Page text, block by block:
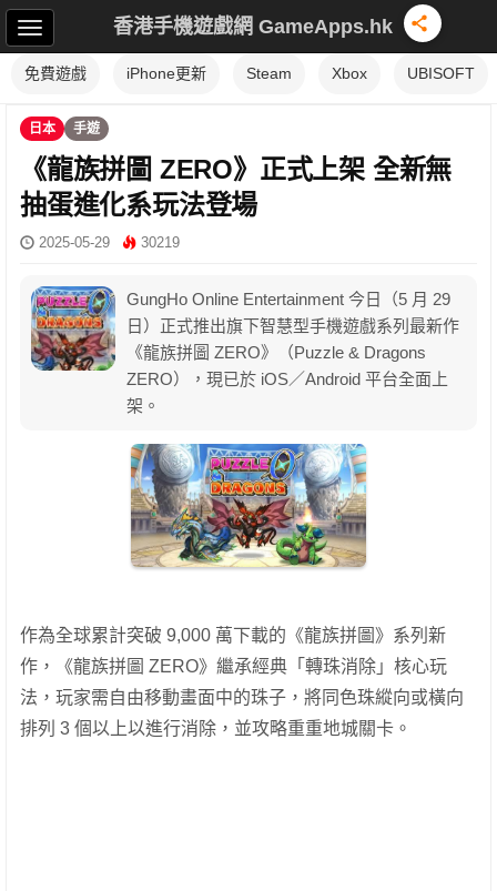
香港手機遊戲網 GameApps.hk
免費遊戲 iPhone更新 Steam Xbox UBISOFT
日本 手遊
《龍族拼圖 ZERO》正式上架 全新無
抽蛋進化系玩法登場
2025-05-29 30219
GungHo Online Entertainment 今日（5 月 29
日）正式推出旗下智慧型手機遊戲系列最新作
《龍族拼圖 ZERO》（Puzzle & Dragons
ZERO），現已於 iOS／Android 平台全面上
架。
作為全球累計突破 9,000 萬下載的《龍族拼圖》系列新
作，《龍族拼圖 ZERO》繼承經典「轉珠消除」核心玩
法，玩家需自由移動畫面中的珠子，將同色珠縱向或橫向
排列 3 個以上以進行消除，並攻略重重地城關卡。